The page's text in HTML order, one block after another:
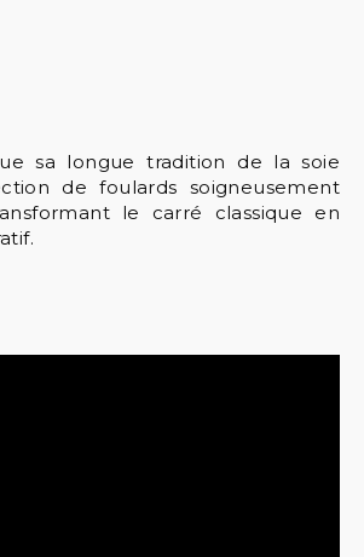
sa longue tradition de la soie
de foulards soigneusement
le carré classique en